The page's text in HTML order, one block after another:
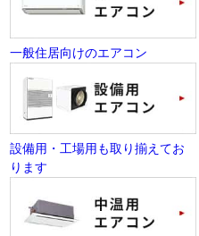
一般住居向けのエアコン
設備用・工場用も取り揃えてお
ります